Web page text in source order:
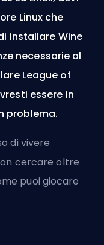
Linux che
installare Wine
necessarie al
League of
essere in
problema.
di vivere
cercare oltre
puoi giocare